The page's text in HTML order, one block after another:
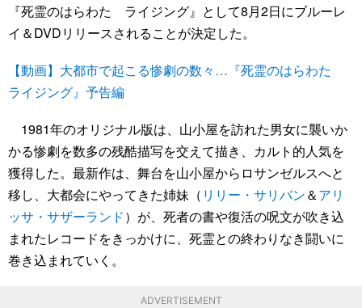
『死霊のはらわた ライジング』として8月2日にブルーレ
イ＆DVDリリースされることが決定した。
【動画】大都市で起こる惨劇の数々…『死霊のはらわた
ライジング』予告編
1981年のオリジナル版は、山小屋を訪れた男女に襲いか
かる惨劇を数多の残酷描写を交えて描き、カルト的人気を
獲得した。最新作は、舞台を山小屋からロサンゼルスへと
移し、大都会にやってきた姉妹（ リリー・サリバン＆アリ
ッサ・サザーランド）が、死者の書や復活の呪文が吹き込
まれたレコードをきっかけに、死霊との終わりなき闘いに
巻き込まれていく。
ADVERTISEMENT